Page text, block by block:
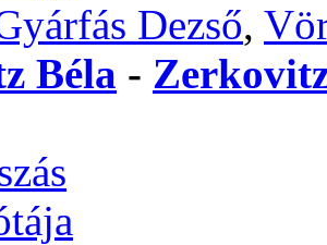
Dezső,
Béla -